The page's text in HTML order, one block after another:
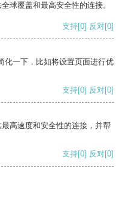
球覆盖和最高安全性的连接。
支持[0] 反对[0]
化一下，比如将设置页面进行优
支持[0] 反对[0]
高速度和安全性的连接，并帮
支持[0] 反对[0]